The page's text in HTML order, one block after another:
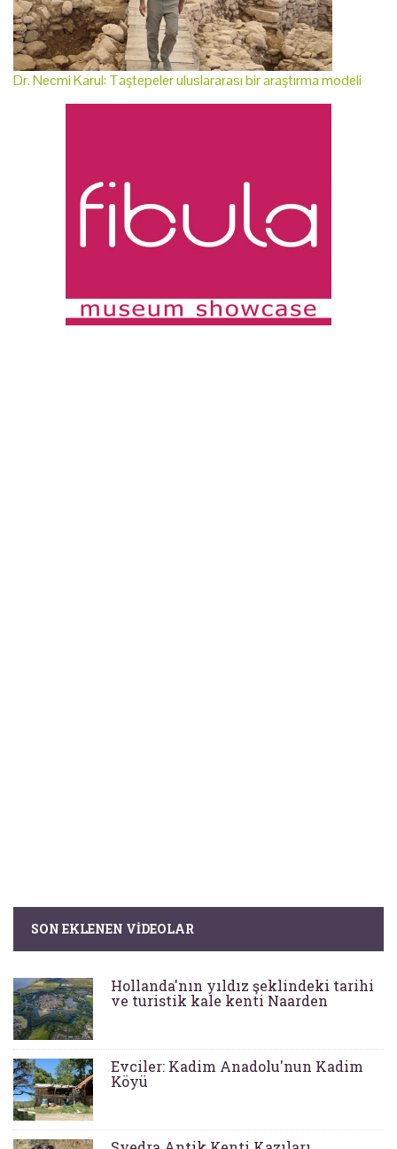
Dr. Necmi Karul: Taştepeler uluslararası bir araştırma modeli
SON EKLENEN VIDEOLAR
Hollanda'nın yıldız şeklindeki tarihi
ve turistik kale kenti Naarden
Evciler: Kadim Anadolu'nun Kadim
Köyü